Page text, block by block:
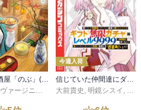
異世界居酒屋「のぶ」(22)
ヴァージニア二等兵 ,転
今週入荷
信じていた仲間達にダンジョン奥地で殺されかけたがギフト『無限ガチャ』でレベル９９９９の仲間達を手に入れて元パーティーメンバーと世界に復讐＆『ざまぁ！』します！（２３）
大前貴史 , 明鏡シスイ , ｔ